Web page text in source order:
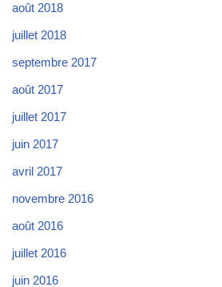
août 2018
juillet 2018
septembre 2017
août 2017
juillet 2017
juin 2017
avril 2017
novembre 2016
août 2016
juillet 2016
juin 2016